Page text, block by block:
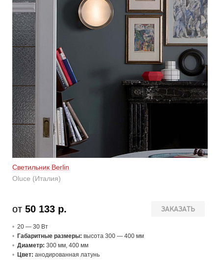
Светильник Berlin
Oluce (Италия)
ЗАКАЗАТЬ
от 50 133 р.
20 — 30 Вт
Габаритные размеры: высота 300 — 400 мм
Диаметр: 300 мм, 400 мм
Цвет: анодированная латунь